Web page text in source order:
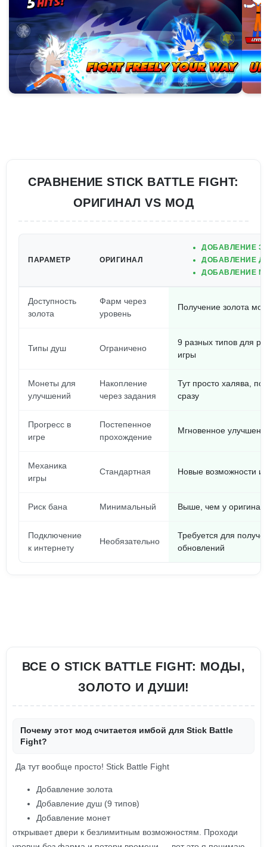
СРАВНЕНИЕ STICK BATTLE FIGHT:
ОРИГИНАЛ VS МОД
ПАРАМЕТР ОРИГИНАЛ
ДОБАВЛЕНИЕ
ДОБАВЛЕНИЕ
ДОБАВЛЕНИЕ
Доступность
золота
Фарм через
уровень
Получение золота
Типы душ Ограничено
9 разных типов для
игры
Монеты для
улучшений
Накопление
через задания
Тут просто халява,
сразу
Прогресс в
игре
Постепенное
прохождение
Мгновенное
Механика
игры
Стандартная Новые возможности и
Риск бана Минимальный Выше, чем у
Подключение
к интернету
Необязательно
Требуется для
обновлений
ВСЕ О STICK BATTLE FIGHT: МОДЫ,
ЗОЛОТО И ДУШИ!
Почему этот мод считается имбой для Stick Battle
Fight?
Да тут вообще просто! Stick Battle Fight
Добавление золота
Добавление душ (9 типов)
Добавление монет
открывает двери к безлимитным возможностям. Проходи